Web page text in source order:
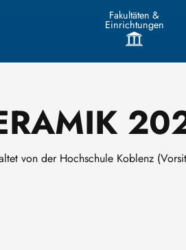
Fakultäten &
Einrichtungen
von der Hochschule Koblenz